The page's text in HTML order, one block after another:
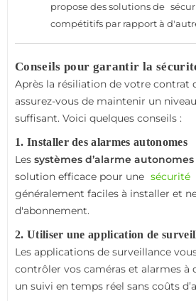
propose des solutions de
compétitifs par rapport à
Conseils pour garantir la
Après la résiliation de votre contrat
assurez-vous de maintenir un
suffisant. Voici quelques conseils :
1. Installer des alarmes autonomes
Les systèmes d’alarme autonomes
solution efficace pour une sécurité
généralement faciles à installer et
d'abonnement.
2. Utiliser une application de
Les applications de surveillance
contrôler vos caméras et alarmes à
un suivi en temps réel sans coûts